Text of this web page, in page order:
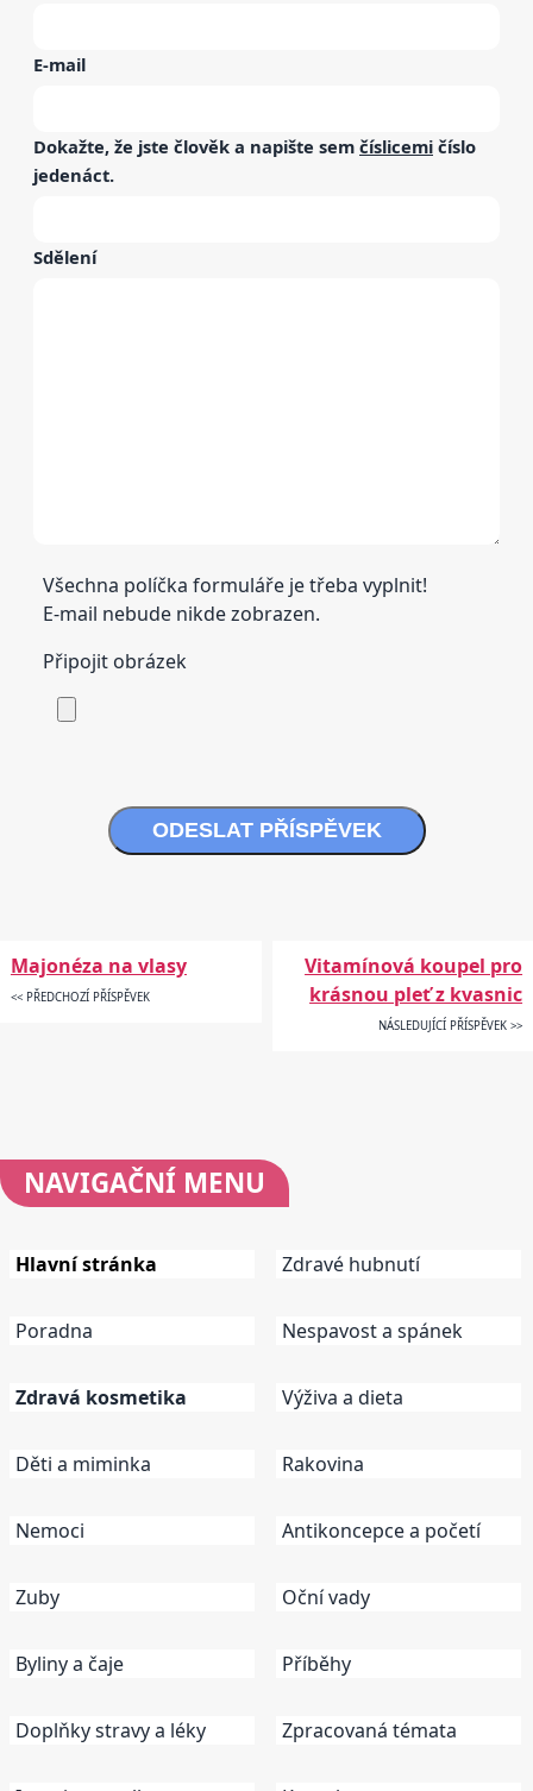
E-mail
Dokažte, že jste člověk a napište sem číslicemi číslo
jedenáct.
Sdělení
Všechna políčka formuláře je třeba vyplnit!
E-mail nebude nikde zobrazen.
Připojit obrázek
ODESLAT PŘÍSPĚVEK
Majonéza na vlasy
<< PŘEDCHOZÍ PŘÍSPĚVEK
Vitamínová koupel pro
krásnou pleť z kvasnic
NÁSLEDUJÍCÍ PŘÍSPĚVEK >>
NAVIGAČNÍ MENU
Hlavní stránka
Poradna
Zdravá kosmetika
Děti a miminka
Nemoci
Zuby
Byliny a čaje
Doplňky stravy a léky
Zdravé hubnutí
Nespavost a spánek
Výživa a dieta
Rakovina
Antikoncepce a početí
Oční vady
Příběhy
Zpracovaná témata